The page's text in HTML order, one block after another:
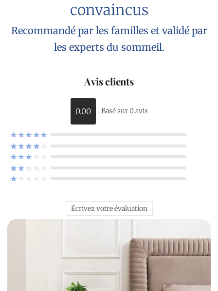
convaincus
Recommandé par les familles et validé par
les experts du sommeil.
Avis clients
0.00 Basé sur 0 avis
Écrivez votre évaluation